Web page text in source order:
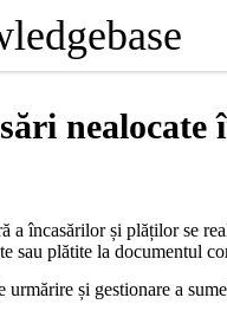
nealocate
a încasărilor și plăților se
sau plătite la documentul
și gestionare a